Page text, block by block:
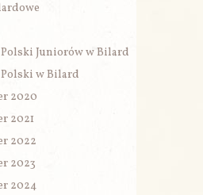
Juniorów w Bilard
w Bilard
2020
2021
2022
2023
2024